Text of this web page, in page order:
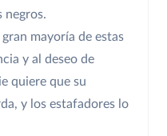
negros.
mayoría de estas
y al deseo de
quiere que su
y los estafadores lo